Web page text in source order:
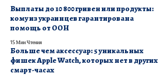
Выплаты до 10 800 гривен или продукты:
кому из украинцев гарантирована
помощь от ООН
15 Мин Чтения
Больше чем аксессуар: 5 уникальных
фишек Apple Watch, которых нет в других
смарт-часах